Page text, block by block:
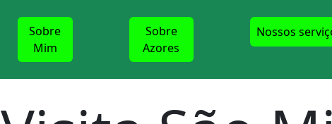
Sobre
Mim
Sobre
Azores
Nossos